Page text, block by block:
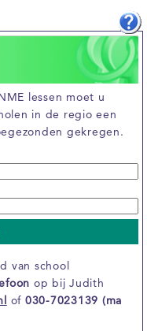
lessen moet u
in de regio een
gekregen.
van school
op bij Judith
of 030-7023139 (ma